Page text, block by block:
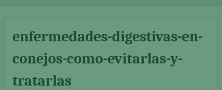
enfermedades-digestivas-en-
conejos-como-evitarlas-y-
tratarlas